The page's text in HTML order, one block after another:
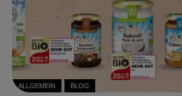
ALLGEMEIN BLOG